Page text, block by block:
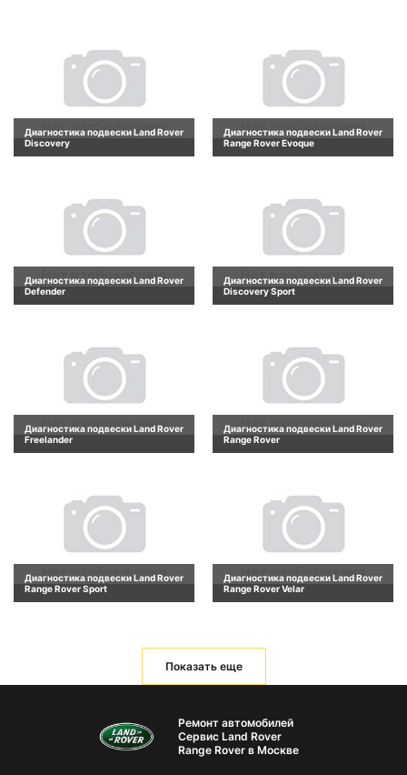
Диагностика подвески Land Rover
Discovery
Диагностика подвески Land Rover
Range Rover Evoque
Диагностика подвески Land Rover
Defender
Диагностика подвески Land Rover
Discovery Sport
Диагностика подвески Land Rover
Freelander
Диагностика подвески Land Rover
Range Rover
Диагностика подвески Land Rover
Range Rover Sport
Диагностика подвески Land Rover
Range Rover Velar
Показать еще
Ремонт автомобилей
Сервис Land Rover
Range Rover в Москве